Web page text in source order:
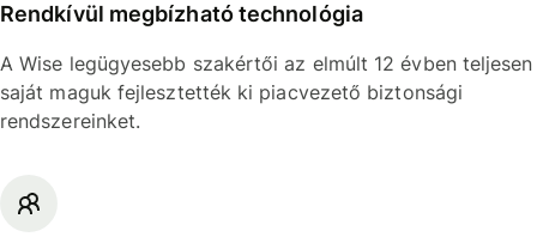
Rendkívül megbízható technológia
A Wise legügyesebb szakértői az elmúlt 12 évben teljesen
saját maguk fejlesztették ki piacvezető biztonsági
rendszereinket.